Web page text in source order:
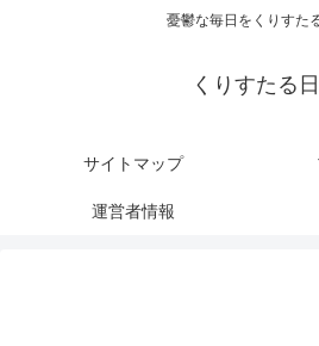
憂鬱な毎日をくりすた
くりすたる
サイトマップ
運営者情報